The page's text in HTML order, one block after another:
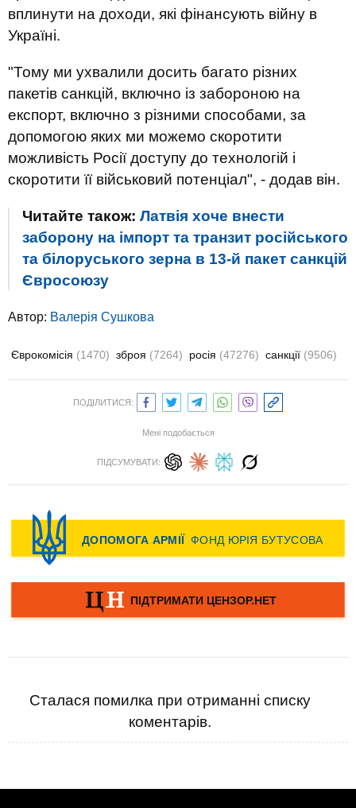
вплинути на доходи, які фінансують війну в
Україні.
"Тому ми ухвалили досить багато різних
пакетів санкцій, включно із забороною на
експорт, включно з різними способами, за
допомогою яких ми можемо скоротити
можливість Росії доступу до технологій і
скоротити її військовий потенціал", - додав він.
Читайте також: Латвія хоче внести
заборону на імпорт та транзит російського
та білоруського зерна в 13-й пакет санкцій
Євросоюзу
Автор: Валерiя Сушкова
Єврокомісія (1470) зброя (7264) росія (47276) санкції (9506)
ПОДІЛИТИСЯ:
Мені подобається
ПІДСУМУВАТИ:
Сталася помилка при отриманні списку
коментарів.